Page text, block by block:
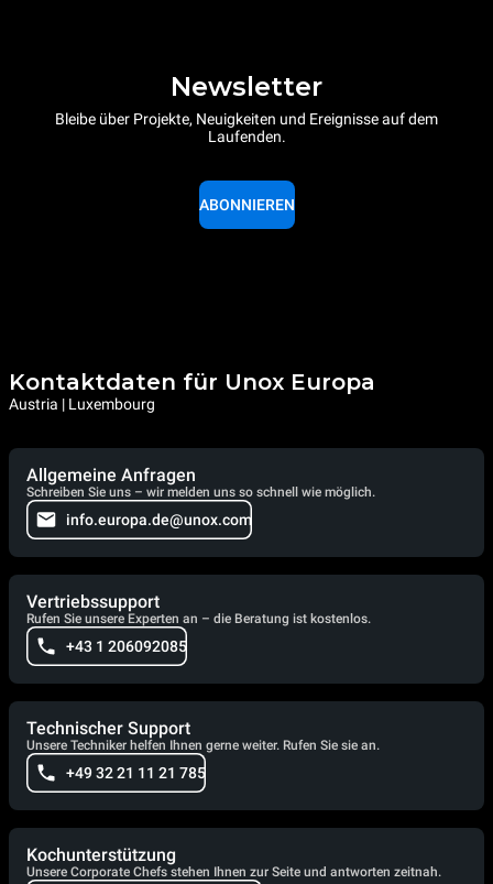
Newsletter
Bleibe über Projekte, Neuigkeiten und Ereignisse auf dem
Laufenden.
ABONNIEREN
Kontaktdaten für Unox Europa
Austria | Luxembourg
Allgemeine Anfragen
Schreiben Sie uns – wir melden uns so schnell wie möglich.
info.europa.de@unox.com
Vertriebssupport
Rufen Sie unsere Experten an – die Beratung ist kostenlos.
+43 1 206092085
Technischer Support
Unsere Techniker helfen Ihnen gerne weiter. Rufen Sie sie an.
+49 32 21 11 21 785
Kochunterstützung
Unsere Corporate Chefs stehen Ihnen zur Seite und antworten zeitnah.